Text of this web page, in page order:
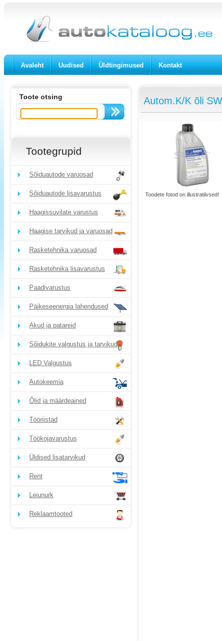
Avaleht Uudised Üldtingimused Kontakt
Toote otsing
Tootegrupid
Sõiduautode varuosad
Sõiduautode lisavarustus
Haagissuvilate varustus
Haagise tarvikud ja varuosad
Rasketehnika varuosad
Rasketehnika lisavarustus
Paadivarustus
Päikeseenergia lahendused
Akud ja patareid
Sõidukite valgustus ja tarvikud
LED Valgustus
Autokeemia
Õlid ja määrdeained
Tööriistad
Töökojavarustus
Üldised lisatarvikud
Rent
Leiunurk
Reklaamtooted
Autom.K/K õli
Toodete fotod on illustratiivsed!